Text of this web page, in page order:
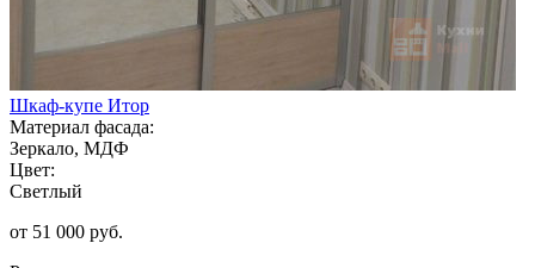
Шкаф-купе Итор
Материал фасада:
Зеркало, МДФ
Цвет:
Светлый
от 51 000 руб.